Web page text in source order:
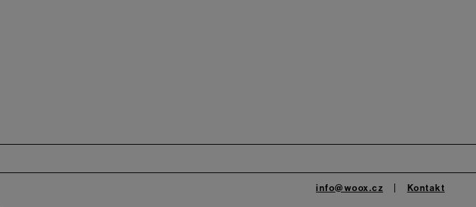
info@woox.cz Kontakt